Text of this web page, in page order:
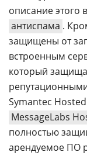
описание этого
антиспама .
защищены от
встроенным
который
Symantec
MessageLabs
полностью
арендуемое ПО